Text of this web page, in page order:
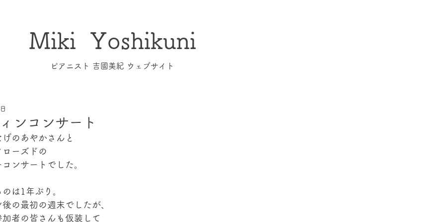
Miki Yoshikuni
​ピアニスト 吉國美紀 ウェブサイト
ンコンサート
のあやかさんと
ーズドの
ンサートでした。
は1年ぶり。
の最初の週末でしたが、
者の皆さんも仮装して